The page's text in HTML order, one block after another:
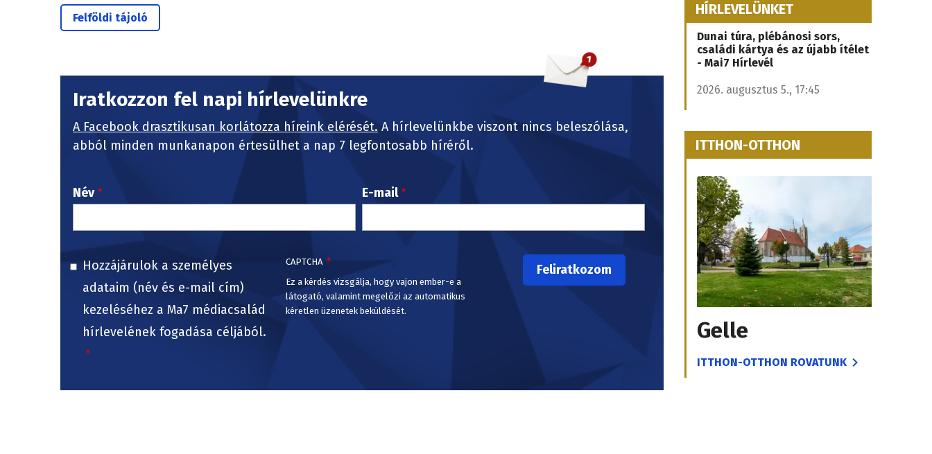
Felföldi tájoló
Iratkozzon fel napi hírlevelünkre
A Facebook drasztikusan korlátozza híreink elérését. A hírlevelünkbe viszont nincs beleszólása,
abból minden munkanapon értesülhet a nap 7 legfontosabb híréről.
Név E-mail
Hozzájárulok a személyes
adataim (név és e-mail cím)
kezeléséhez a Ma7 médiacsalád
hírlevelének fogadása céljából.
CAPTCHA
Ez a kérdés vizsgálja, hogy vajon ember-e a
látogató, valamint megelőzi az automatikus
kéretlen üzenetek beküldését.
HÍRLEVELÜNKET
Dunai túra, plébánosi sors,
családi kártya és az újabb ítélet
- Mai7 Hírlevél
2026. augusztus 5., 17:45
ITTHON-OTTHON
Gelle
ITTHON-OTTHON ROVATUNK